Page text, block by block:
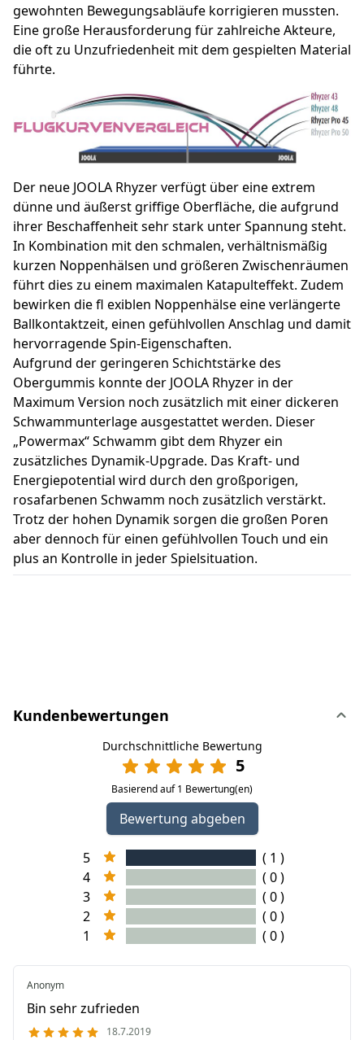
gewohnten Bewegungsabläufe korrigieren mussten.
Eine große Herausforderung für zahlreiche Akteure,
die oft zu Unzufriedenheit mit dem gespielten Material
führte.
Der neue JOOLA Rhyzer verfügt über eine extrem
dünne und äußerst griffige Oberfläche, die aufgrund
ihrer Beschaffenheit sehr stark unter Spannung steht.
In Kombination mit den schmalen, verhältnismäßig
kurzen Noppenhälsen und größeren Zwischenräumen
führt dies zu einem maximalen Katapulteffekt. Zudem
bewirken die fl exiblen Noppenhälse eine verlängerte
Ballkontaktzeit, einen gefühlvollen Anschlag und damit
hervorragende Spin-Eigenschaften.
Aufgrund der geringeren Schichtstärke des
Obergummis konnte der JOOLA Rhyzer in der
Maximum Version noch zusätzlich mit einer dickeren
Schwammunterlage ausgestattet werden. Dieser
„Powermax“ Schwamm gibt dem Rhyzer ein
zusätzliches Dynamik-Upgrade. Das Kraft- und
Energiepotential wird durch den großporigen,
rosafarbenen Schwamm noch zusätzlich verstärkt.
Trotz der hohen Dynamik sorgen die großen Poren
aber dennoch für einen gefühlvollen Touch und ein
plus an Kontrolle in jeder Spielsituation.
Kundenbewertungen
Durchschnittliche Bewertung
5
Basierend auf 1 Bewertung(en)
Bewertung abgeben
5
( 1 )
4
( 0 )
3
( 0 )
2
( 0 )
1
( 0 )
Anonym
Bin sehr zufrieden
18.7.2019